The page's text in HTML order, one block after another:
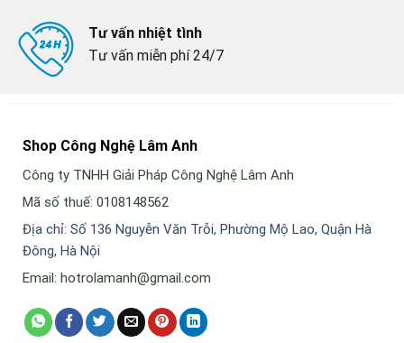
Tư vấn nhiệt tình
Tư vấn miễn phí 24/7
Shop Công Nghệ Lâm Anh
Công ty TNHH Giải Pháp Công Nghệ Lâm Anh
Mã số thuế: 0108148562
Địa chỉ: Số 136 Nguyễn Văn Trỗi, Phường Mộ Lao, Quận Hà
Đông, Hà Nội
Email: hotrolamanh@gmail.com